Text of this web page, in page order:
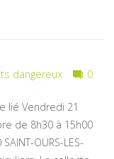
dangereux 0
lié Vendredi 21
de 8h30 à 15h00
OURS-LES-